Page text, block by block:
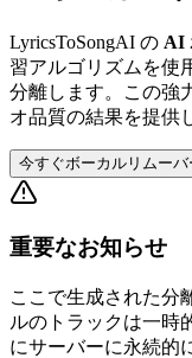
LyricsToSongAI の AI
習アルゴリズムを使
分離します。この強
オ品質の結果を提供
今すぐボーカルリムーバ
重要なお知らせ
ここで生成された分
ルのトラックは一時
にサーバーに永続的